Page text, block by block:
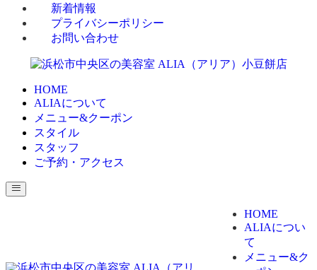
新着情報
プライバシーポリシー
お問い合わせ
HOME
ALIAについて
メニュー&クーポン
スタイル
スタッフ
ご予約・アクセス
HOME
ALIAについ
て
メニュー&ク